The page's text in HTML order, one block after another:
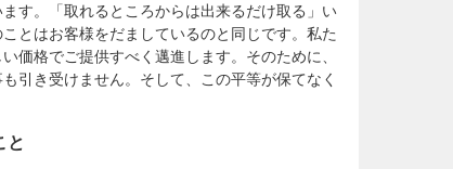
す。「取れるところからは出来るだけ取る」い
とはお客様をだましているのと同じです。私た
価格でご提供すべく邁進します。そのために、
引き受けません。そして、この平等が保てなく
と